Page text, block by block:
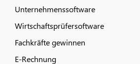
Unternehmenssoftware
Wirtschaftsprüfersoftware
Fachkräfte gewinnen
E-Rechnung